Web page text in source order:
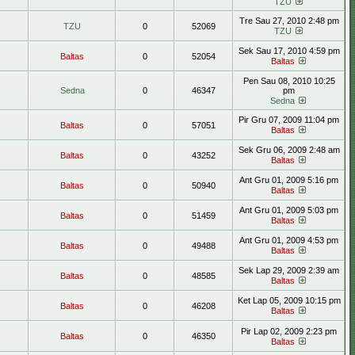
TZU 0 52069
Tre Sau 27, 2010 2:48 pm
TZU
Baltas 0 52054
Sek Sau 17, 2010 4:59 pm
Baltas
Sedna 0 46347
Pen Sau 08, 2010 10:25
pm
Sedna
Baltas 0 57051
Pir Gru 07, 2009 11:04 pm
Baltas
Baltas 0 43252
Sek Gru 06, 2009 2:48 am
Baltas
Baltas 0 50940
Ant Gru 01, 2009 5:16 pm
Baltas
Baltas 0 51459
Ant Gru 01, 2009 5:03 pm
Baltas
Baltas 0 49488
Ant Gru 01, 2009 4:53 pm
Baltas
Baltas 0 48585
Sek Lap 29, 2009 2:39 am
Baltas
Baltas 0 46208
Ket Lap 05, 2009 10:15 pm
Baltas
Baltas 0 46350
Pir Lap 02, 2009 2:23 pm
Baltas